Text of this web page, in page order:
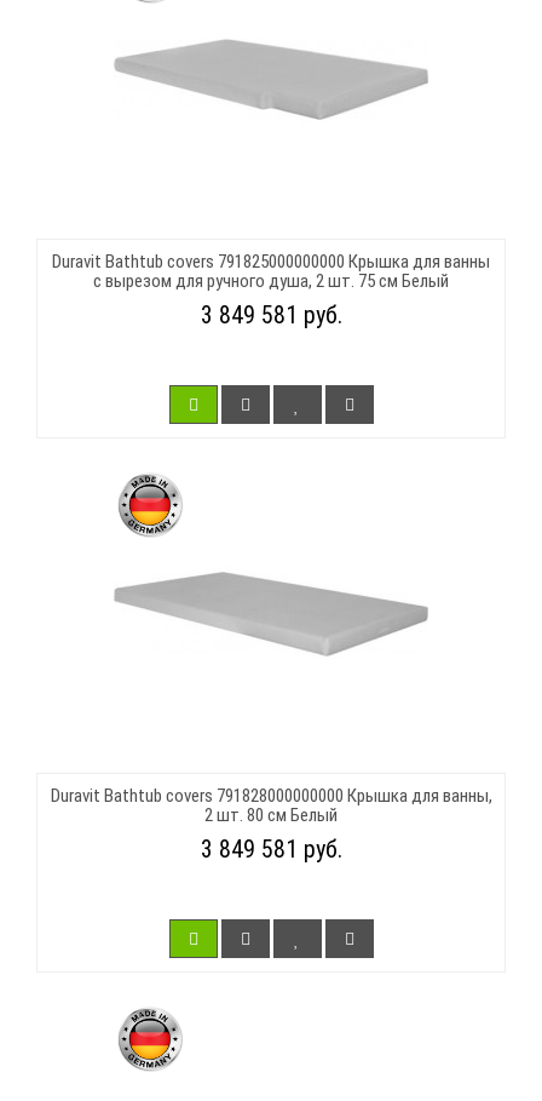
Duravit Bathtub covers 791825000000000 Крышка для ванны
с вырезом для ручного душа, 2 шт. 75 см Белый
3 849 581 руб.
Duravit Bathtub covers 791828000000000 Крышка для ванны,
2 шт. 80 см Белый
3 849 581 руб.